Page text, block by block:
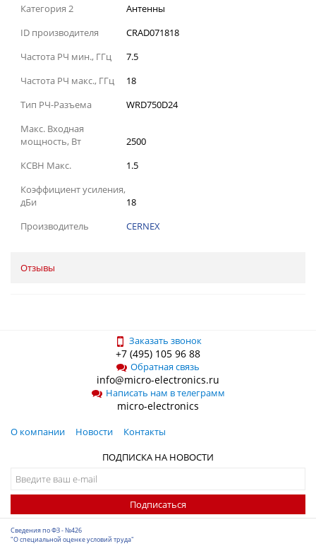
Категория 2
Антенны
ID производителя
CRAD071818
Частота РЧ мин., ГГц
7.5
Частота РЧ макс., ГГц
18
Тип РЧ-Разъема
WRD750D24
Макс. Входная
мощность, Вт
2500
КСВН Макс.
1.5
Коэффициент усиления,
дБи
18
Производитель
CERNEX
Отзывы
Заказать звонок
+7 (495) 105 96 88
Обратная связь
info@micro-electronics.ru
Написать нам в телеграмм
micro-electronics
О компании Новости
Контакты
ПОДПИСКА НА НОВОСТИ
Подписаться
Сведения по ФЗ - №426
"О специальной оценке условий труда"